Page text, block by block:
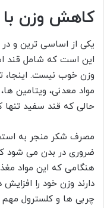
کاهش وزن
یکی از اساسی ترین و
این است که شامل قند
وزن خوب نیست. اینجا،
مواد معدنی، ویتامین
حالی که قند سفید تنها
مصرف شکر منجر به
ضروری در بدن می شود
هنگامی که این مواد
دارند وزن خود را
چربی ها و کلسترول مهم